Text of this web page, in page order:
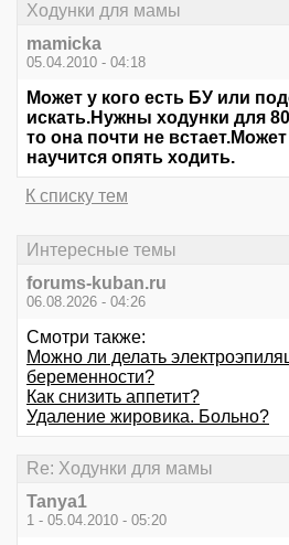
Ходунки для мамы
mamicka
05.04.2010 - 04:18
Может у кого есть БУ или
искать.Нужны ходунки для
то она почти не
научится опять ходить.
К списку тем
Интересные темы
forums-kuban.ru
06.08.2026 - 04:26
Смотри также:
Можно ли делать
беременности?
Как снизить аппетит?
Удаление жировика. Больно?
Re: Ходунки для мамы
Tanya1
1 - 05.04.2010 - 05:20